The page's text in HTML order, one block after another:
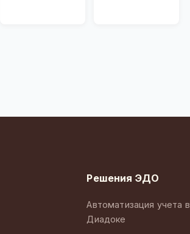
Решения ЭДО
Автоматизация учета в
Диадоке